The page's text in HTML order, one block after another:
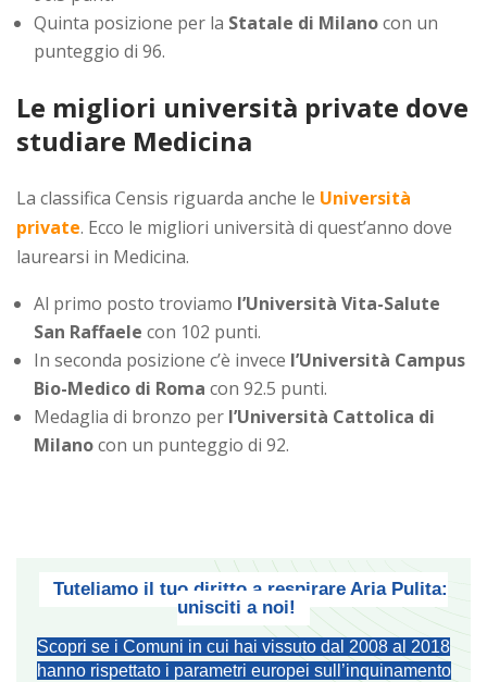
Quinta posizione per la Statale di Milanocon un
punteggio di 96.
Le migliori università private dove
studiare Medicina
La classifica Censis riguarda anche le Università
private. Ecco le migliori università di quest’anno dove
laurearsi in Medicina.
Al primo posto troviamo l’Università Vita-Salute
San Raffaele con 102 punti.
In seconda posizione c’è invece l’Università Campus
Bio-Medico di Roma con 92.5 punti.
Medaglia di bronzo per l’Università Cattolica di
Milanocon un punteggio di 92.
Tuteliamo il tuo diritto a respirare Aria Pulita:
unisciti a noi!
Scopri se i Comuni in cui hai vissuto dal 2008 al 2018
hanno rispettato i parametri europei sull’inquinamento